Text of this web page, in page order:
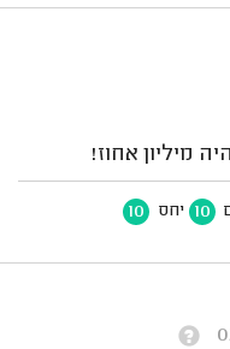
מיליון אחוז!
10 יחס 10